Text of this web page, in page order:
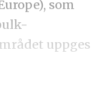
som
uppges